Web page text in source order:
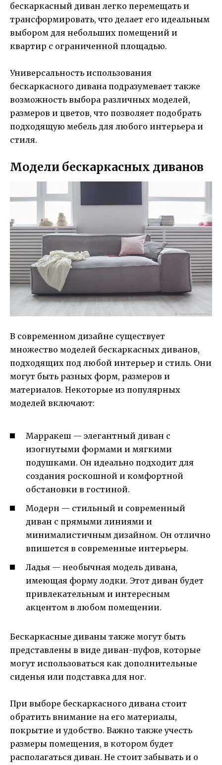
бескаркасный диван легко перемещать и
трансформировать, что делает его идеальным
выбором для небольших помещений и
квартир с ограниченной площадью.
Универсальность использования
бескаркасного дивана подразумевает также
возможность выбора различных моделей,
размеров и цветов, что позволяет подобрать
подходящую мебель для любого интерьера и
стиля.
Модели бескаркасных диванов
В современном дизайне существует
множество моделей бескаркасных диванов,
подходящих под любой интерьер и стиль. Они
могут быть разных форм, размеров и
материалов. Некоторые из популярных
моделей включают:
Марракеш — элегантный диван с
изогнутыми формами и мягкими
подушками. Он идеально подходит для
создания роскошной и комфортной
обстановки в гостиной.
Модерн — стильный и современный
диван с прямыми линиями и
минималистичным дизайном. Он отлично
впишется в современные интерьеры.
Ладья — необычная модель дивана,
имеющая форму лодки. Этот диван будет
привлекательным и интересным
акцентом в любом помещении.
Бескаркасные диваны также могут быть
представлены в виде диван-пуфов, которые
могут использоваться как дополнительные
сиденья или подставка для ног.
При выборе бескаркасного дивана стоит
обратить внимание на его материалы,
покрытие и удобство. Важно также учесть
размеры помещения, в котором будет
располагаться диван. Не стоит забывать и о